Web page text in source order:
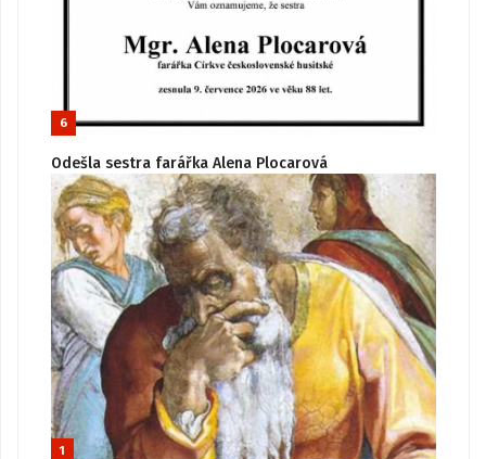
6
Odešla sestra farářka Alena Plocarová
1